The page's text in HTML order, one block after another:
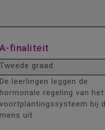
finaliteit
Tweede graad
De leerlingen leggen de
hormonale regeling van het
voortplantingssysteem bij
mens uit.